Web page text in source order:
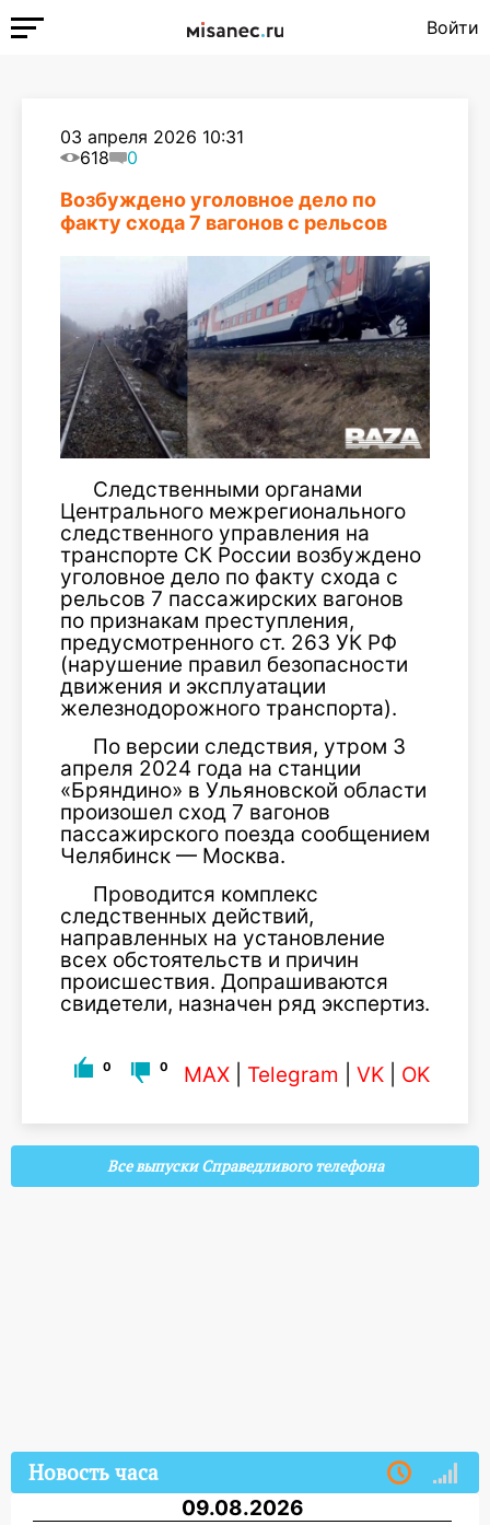
Войти
03 апреля 2026 10:31
618
0
Возбуждено уголовное дело по
факту схода 7 вагонов с рельсов
Следственными органами
Центрального межрегионального
следственного управления на
транспорте СК России возбуждено
уголовное дело по факту схода с
рельсов 7 пассажирских вагонов
по признакам преступления,
предусмотренного ст. 263 УК РФ
(нарушение правил безопасности
движения и эксплуатации
железнодорожного транспорта).
По версии следствия, утром 3
апреля 2024 года на станции
«Бряндино» в Ульяновской области
произошел сход 7 вагонов
пассажирского поезда сообщением
Челябинск — Москва.
Проводится комплекс
следственных действий,
направленных на установление
всех обстоятельств и причин
происшествия. Допрашиваются
свидетели, назначен ряд экспертиз.
0 0 MAX Telegram VK OK
Все выпуски Справедливого телефона
Новость часа
09.08.2026